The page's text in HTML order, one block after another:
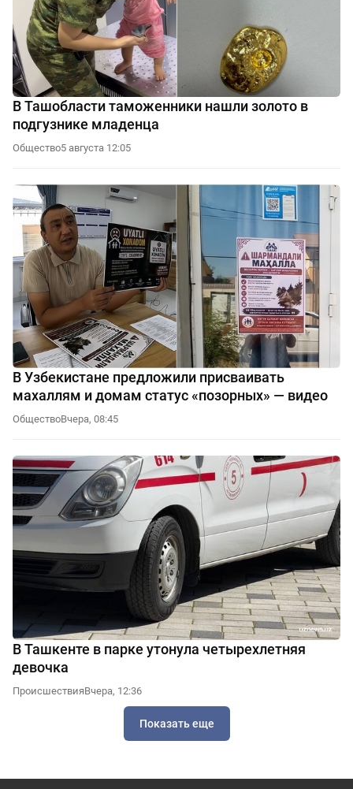
В Ташобласти таможенники нашли золото в
подгузнике младенца
Общество5 августа 12:05
В Узбекистане предложили присваивать
махаллям и домам статус «позорных» — видео
ОбществоВчера, 08:45
В Ташкенте в парке утонула четырехлетняя
девочка
ПроисшествияВчера, 12:36
Показать еще